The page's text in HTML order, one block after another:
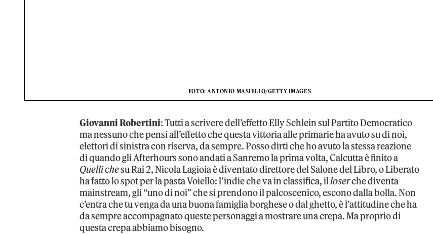
FOTO: ANTONIO MASIELLO/GETTY IMAGES
Giovanni Robertini: Tutti a scrivere dell’effetto Elly Schlein sul Partito Democratico
ma nessuno che pensi all’effetto che questa vittoria alle primarie ha avuto su di noi,
elettori di sinistra con riserva, da sempre. Posso dirti che ho avuto la stessa reazione
di quando gli Afterhours sono andati a Sanremo la prima volta, Calcutta è finito a
Quelli chesu Rai 2, Nicola Lagioia è diventato direttore del Salone del Libro, o Liberato
ha fatto lo spot per la pasta Voiello: l’indie che va in classifica, illoserche diventa
mainstream, gli “uno di noi” che si prendono il palcoscenico, escono dalla bolla. Non
c’entra che tu venga da una buona famiglia borghese o dal ghetto, è l’attitudine che ha
da sempre accompagnato queste personaggi a mostrare una crepa. Ma proprio di
questa crepa abbiamo bisogno.